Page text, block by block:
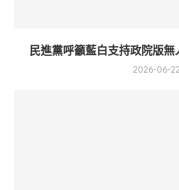
民進黨呼籲藍白支持政院版
2026-06-22